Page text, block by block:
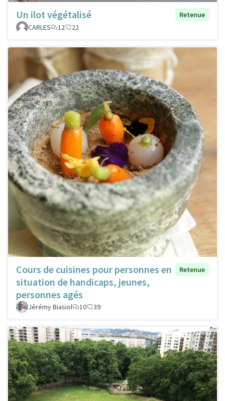
Un ilot végétalisé
Retenue
CARLES
12 22
Cours de cuisines pour personnes en
situation de handicaps, jeunes,
personnes agés
Retenue
Jérémy Biasiol 10 39